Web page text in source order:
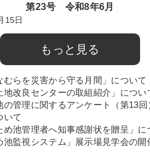
第23号 令和8年6月
15日
もっと見る
らを災害から守る月間」について
改良センターの取組紹介」につい
管理に関するアンケート（第13回
いて
池管理者へ知事感謝状を贈呈」に
監視システム」展示場見学会の開